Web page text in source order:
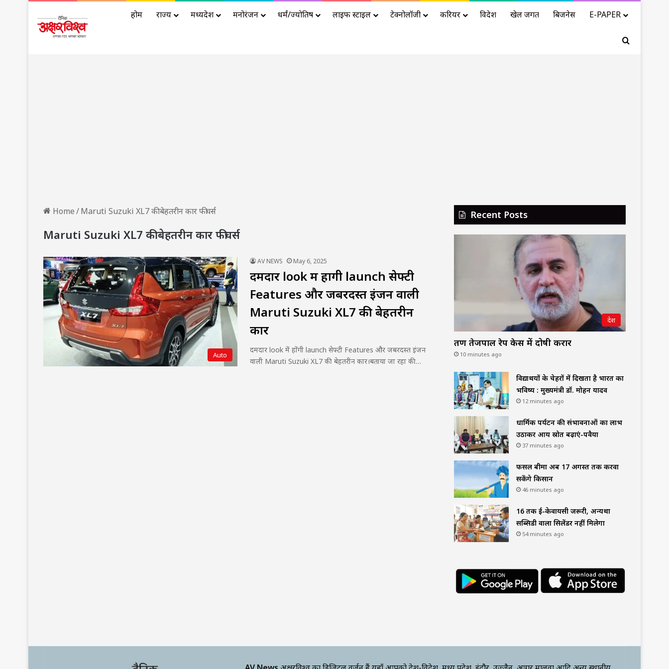
होम राज्य मध्यप्रदेश मनोरंजन धर्मं/ज्योतिष लाइफ स्टाइल टेक्नोलॉजी करियर विदेश खेल जगत बिजनेस E-PAPER
Search for
Home/Maruti Suzuki XL7 की बेहतरीन कार फीचर्स
Maruti Suzuki XL7 की बेहतरीन कार फीचर्स
Auto
AV NEWS May 6, 2025
दमदार look में होंगी launch सेफ्टी
Features और जबरदस्त इंजन वाली
Maruti Suzuki XL7 की बेहतरीन
कार
दमदार look में होंगी launch सेफ्टी Features और जबरदस्त इंजन
वाली Maruti Suzuki XL7 की बेहतरीन कार।बताया जा रहा की…
Recent Posts
देश
तरुण तेजपाल रेप केस में दोषी करार
10 minutes ago
विद्यार्थियों के चेहरों में दिखता है भारत का
भविष्य : मुख्यमंत्री डॉ. मोहन यादव
12 minutes ago
धार्मिक पर्यटन की संभावनाओं का लाभ
उठाकर आय स्रोत बढ़ाएं-पवैया
37 minutes ago
फसल बीमा अब 17 अगस्त तक करवा
सकेंगे किसान
46 minutes ago
16 तक ई-केवायसी जरूरी, अन्यथा
सब्सिडी वाला सिलेंडर नहीं मिलेगा
54 minutes ago